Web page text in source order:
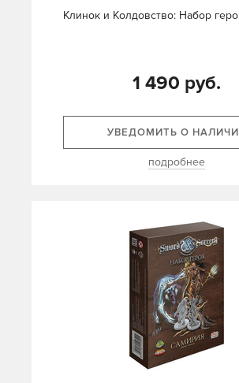
Клинок и Колдовство: Набор
1 490 руб.
УВЕДОМИТЬ О
подробнее